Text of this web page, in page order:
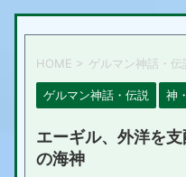
HOME > ゲルマン神話・伝
ゲルマン神話・伝説 神
エーギル、外洋を
の海神